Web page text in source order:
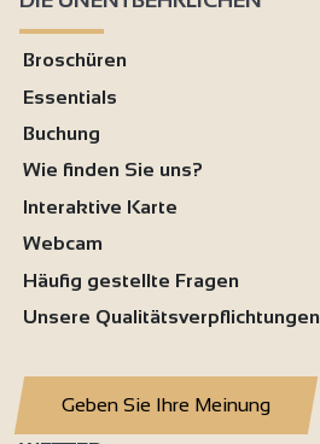
Broschüren
Essentials
Buchung
Wie finden Sie uns?
Interaktive Karte
Webcam
Häufig gestellte Fragen
Unsere Qualitätsverpflichtungen
Geben Sie Ihre Meinung